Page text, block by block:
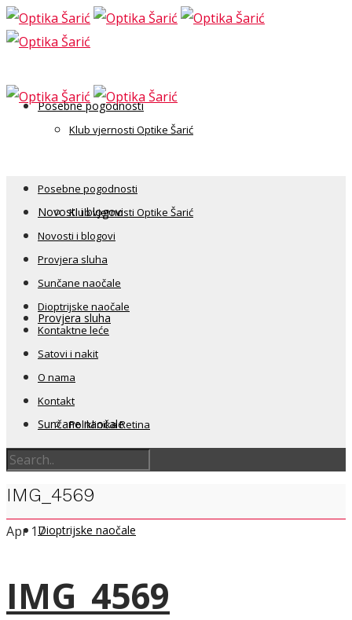
Posebne pogodnosti
Klub vjernosti Optike Šarić
Novosti i blogovi
Provjera sluha
Sunčane naočale
Dioptrijske naočale
Posebne pogodnosti
Klub vjernosti Optike Šarić
Novosti i blogovi
Provjera sluha
Sunčane naočale
Dioptrijske naočale
Kontaktne leće
Satovi i nakit
O nama
Kontakt
Poliklinika Retina
IMG_4569
Apr 17
IMG_4569